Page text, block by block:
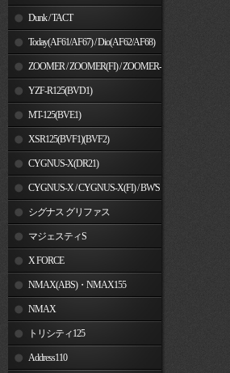
Dunk / TACT
Today(AF61/AF67) / Dio(AF62/AF68)
ZOOMER / ZOOMER(FI) / ZOOMER-
YZF-R125(BVD1)
MT-125(BVE1)
XSR125(BVF1)(BVF2)
CYGNUS-X(DR21)
CYGNUS-X / CYGNUS-X(FI) / BW'S
125 シグナス グリファス
マジェスティS
X FORCE
NMAX(ABS)・NMAX155
NMAX
トリシティ125
Address110